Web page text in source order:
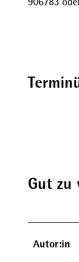
Gut zu
Autor:in